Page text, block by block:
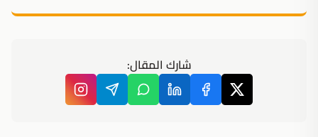
شارك المقال: